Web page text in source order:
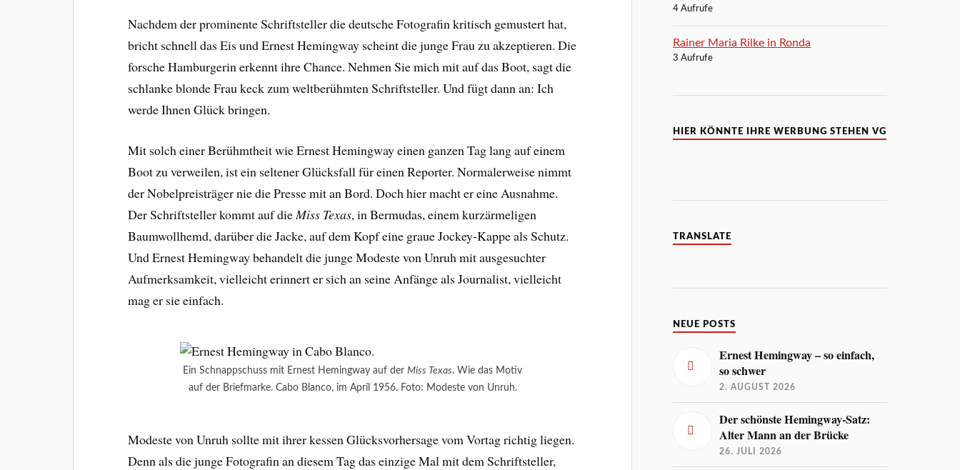
Nachdem der prominente Schriftsteller die deutsche Fotografin kritisch gemustert hat,
bricht schnell das Eis und Ernest Hemingway scheint die junge Frau zu akzeptieren. Die
forsche Hamburgerin erkennt ihre Chance. Nehmen Sie mich mit auf das Boot, sagt die
schlanke blonde Frau keck zum weltberühmten Schriftsteller. Und fügt dann an: Ich
werde Ihnen Glück bringen.
Mit solch einer Berühmtheit wie Ernest Hemingway einen ganzen Tag lang auf einem
Boot zu verweilen, ist ein seltener Glücksfall für einen Reporter. Normalerweise nimmt
der Nobelpreisträger nie die Presse mit an Bord. Doch hier macht er eine Ausnahme.
Der Schriftsteller kommt auf die Miss Texas, in Bermudas, einem kurzärmeligen
Baumwollhemd, darüber die Jacke, auf dem Kopf eine graue Jockey-Kappe als Schutz.
Und Ernest Hemingway behandelt die junge Modeste von Unruh mit ausgesuchter
Aufmerksamkeit, vielleicht erinnert er sich an seine Anfänge als Journalist, vielleicht
mag er sie einfach.
Ein Schnappschuss mit Ernest Hemingway auf derMiss Texas. Wie das Motiv
auf der Briefmarke. Cabo Blanco, im April 1956. Foto: Modeste von Unruh.
Modeste von Unruh sollte mit ihrer kessen Glücksvorhersage vom Vortag richtig liegen.
Denn als die junge Fotografin an diesem Tag das einzige Mal mit dem Schriftsteller,
4 Aufrufe
Rainer Maria Rilke in Ronda
3 Aufrufe
HIER KÖNNTE IHRE WERBUNG STEHEN VG
TRANSLATE
NEUE POSTS
Ernest Hemingway – so einfach,
so schwer
2. AUGUST 2026
Der schönste Hemingway-Satz:
Alter Mann an der Brücke
26. JULI 2026